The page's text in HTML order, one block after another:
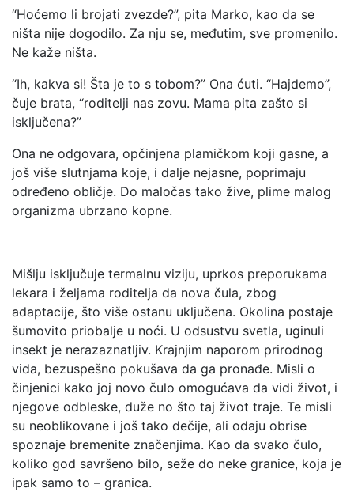
“Hoćemo li brojati zvezde?”, pita Marko, kao da se
ništa nije dogodilo. Za nju se, međutim, sve promenilo.
Ne kaže ništa.
“Ih, kakva si! Šta je to s tobom?” Ona ćuti. “Hajdemo”,
čuje brata, “roditelji nas zovu. Mama pita zašto si
isključena?”
Ona ne odgovara, opčinjena plamičkom koji gasne, a
još više slutnjama koje, i dalje nejasne, poprimaju
određeno obličje. Do maločas tako žive, plime malog
organizma ubrzano kopne.
Mišlju isključuje termalnu viziju, uprkos preporukama
lekara i željama roditelja da nova čula, zbog
adaptacije, što više ostanu uključena. Okolina postaje
šumovito priobalje u noći. U odsustvu svetla, uginuli
insekt je nerazaznatljiv. Krajnjim naporom prirodnog
vida, bezuspešno pokušava da ga pronađe. Misli o
činjenici kako joj novo čulo omogućava da vidi život, i
njegove odbleske, duže no što taj život traje. Te misli
su neoblikovane i još tako dečije, ali odaju obrise
spoznaje bremenite značenjima. Kao da svako čulo,
koliko god savršeno bilo, seže do neke granice, koja je
ipak samo to – granica.